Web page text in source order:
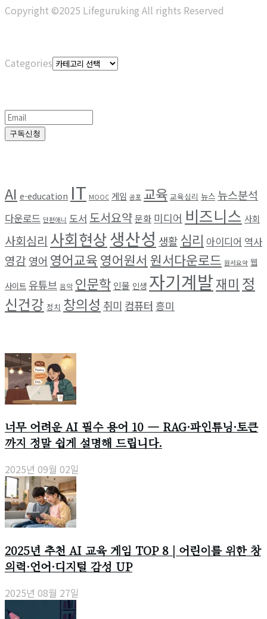
Copyright ©2025 Lifeguruking All rights Reserved
Categories
구독신청
AI e-education IT MOOC 게임 공포 교육 교육심리 뉴스 뉴스분석
다운로드 단편애니 도서 도서요약문화 미디어 비즈니스 사회
사회심리 사회현상생산성 생활 심리 아이디어 역사
영감영어 영어교육영어원서 원서다운로드 원서요약 웹
사이트 유튜브 음악 인문학 인물 인생 자기계발재미 정
신건강 정치 창의성 취미 컴퓨터 흥미
너무 어려운 AI 필수 용어 10 — RAG·파인튜닝·토큰
까지 정말 쉽게 설명해 드립니다.
2025년 09월 02일
2025년 추천 AI 교육 게임 TOP 8 | 어린이를 위한 창
의력·언어·디지털 감성 UP
2025년 08월 27일